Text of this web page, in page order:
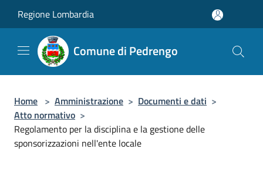
Regione Lombardia
Comune di Pedrengo
Home > Amministrazione > Documenti e dati >
Atto normativo >
Regolamento per la disciplina e la gestione delle
sponsorizzazioni nell'ente locale